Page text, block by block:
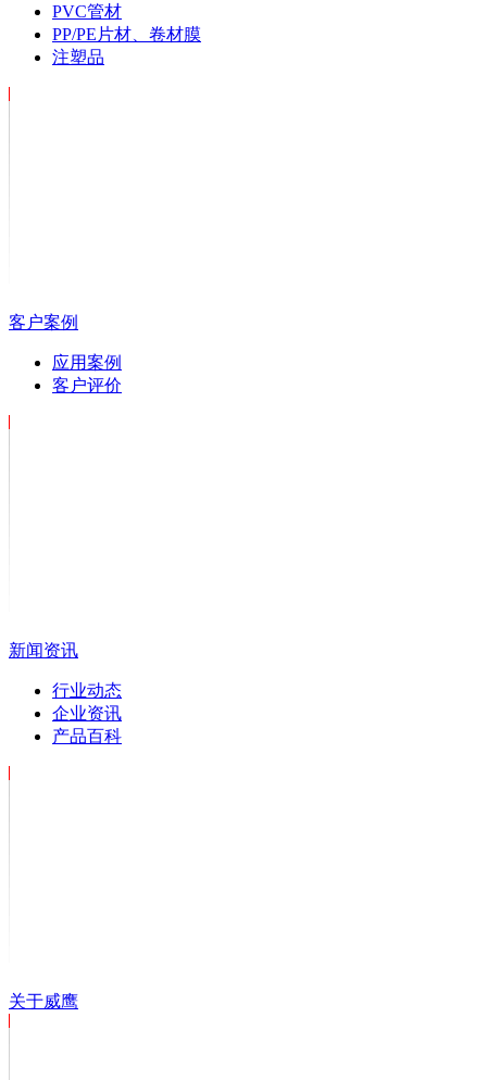
PVC管材
PP/PE片材、卷材膜
注塑品
客户案例
应用案例
客户评价
新闻资讯
行业动态
企业资讯
产品百科
关于威鹰